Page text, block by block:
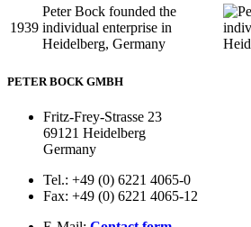
1939
Peter Bock founded the
individual enterprise in
Heidelberg, Germany
PETER BOCK GMBH
Fritz-Frey-Strasse 23
69121 Heidelberg
Germany
Tel.: +49 (0) 6221 4065-0
Fax: +49 (0) 6221 4065-12